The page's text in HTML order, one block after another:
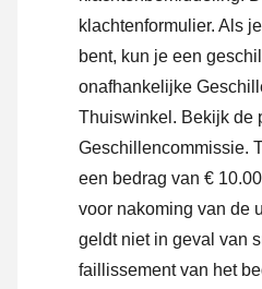
klachtenformulier. Als
bent, kun je een
onafhankelijke
Thuiswinkel. Bekijk de
Geschillencommissie.
een bedrag van €
voor nakoming van de
geldt niet in geval van
faillissement van het